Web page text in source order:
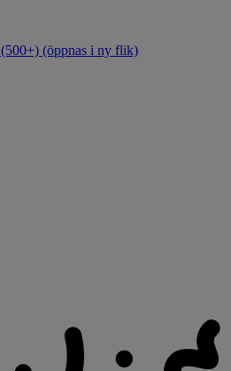
(500+) (öppnas i ny flik)